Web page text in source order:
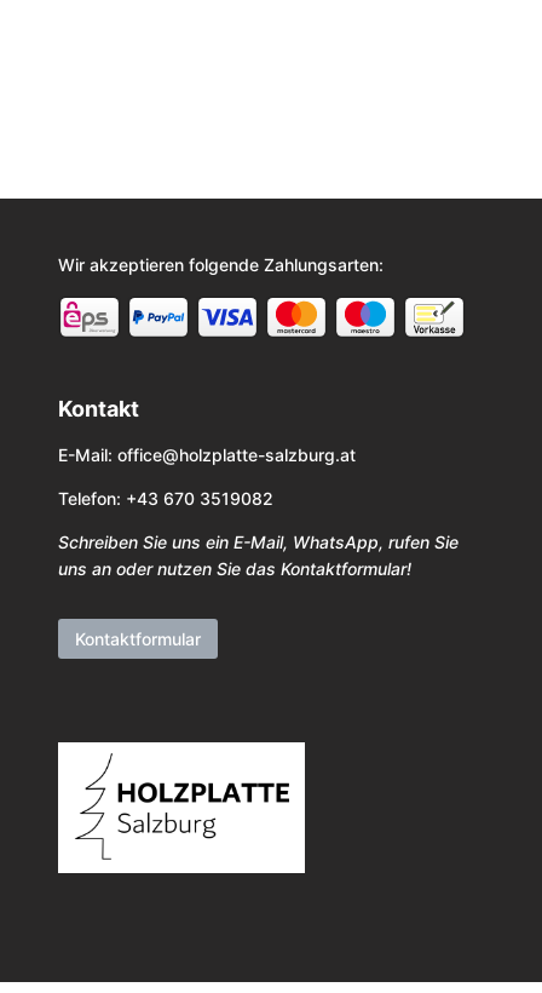
Wir akzeptieren folgende Zahlungsarten:
Kontakt
E-Mail: office@holzplatte-salzburg.at
Telefon: +43 670 3519082
Schreiben Sie uns ein E-Mail, WhatsApp, rufen Sie
uns an oder nutzen Sie das Kontaktformular!
Kontaktformular